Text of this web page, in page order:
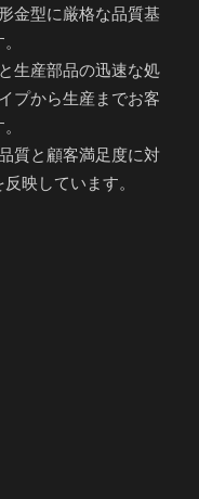
金型に厳格な品質基
生産部品の迅速な処
プから生産までお客
質と顧客満足度に対
映しています。